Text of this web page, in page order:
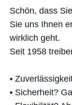
Schön, dass
Sie uns Ihnen
wirklich geht.
Seit 1958
•
• Sicherheit?